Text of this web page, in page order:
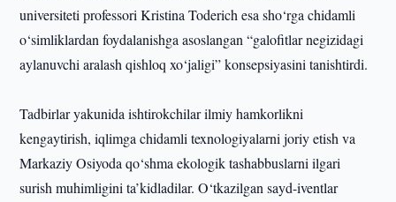
universiteti professori Kristina Toderich esa sho‘rga chidamli
o‘simliklardan foydalanishga asoslangan “galoﬁtlar negizidagi
aylanuvchi aralash qishloq xo‘jaligi” konsepsiyasini tanishtirdi.
Tadbirlar yakunida ishtirokchilar ilmiy hamkorlikni
kengaytirish, iqlimga chidamli texnologiyalarni joriy etish va
Markaziy Osiyoda qo‘shma ekologik tashabbuslarni ilgari
surish muhimligini ta’kidladilar. O‘tkazilgan sayd-iventlar